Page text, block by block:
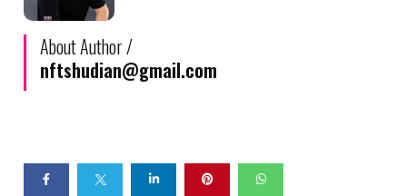
About Author /
nftshudian@gmail.com